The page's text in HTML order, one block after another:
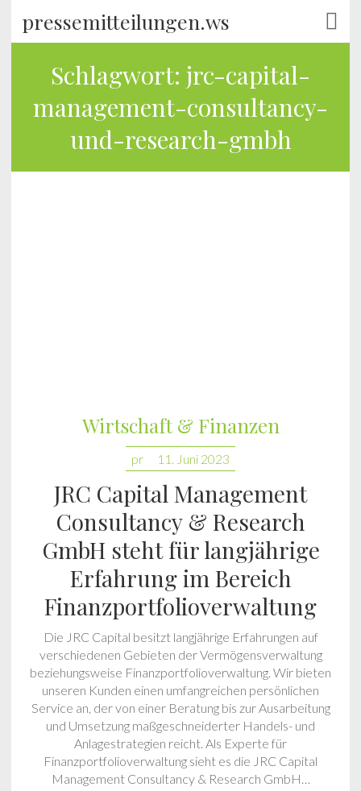
pressemitteilungen.ws
Schlagwort: jrc-capital-
management-consultancy-
und-research-gmbh
Wirtschaft & Finanzen
pr 11. Juni 2023
JRC Capital Management
Consultancy & Research
GmbH steht für langjährige
Erfahrung im Bereich
Finanzportfolioverwaltung
Die JRC Capital besitzt langjährige Erfahrungen auf
verschiedenen Gebieten der Vermögensverwaltung
beziehungsweise Finanzportfolioverwaltung. Wir bieten
unseren Kunden einen umfangreichen persönlichen
Service an, der von einer Beratung bis zur Ausarbeitung
und Umsetzung maßgeschneiderter Handels- und
Anlagestrategien reicht. Als Experte für
Finanzportfolioverwaltung sieht es die JRC Capital
Management Consultancy & Research GmbH…